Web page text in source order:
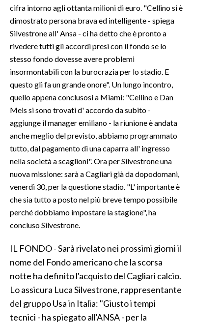
cifra intorno agli ottanta milioni di euro. "Cellino si è
dimostrato persona brava ed intelligente - spiega
Silvestrone all' Ansa - ci ha detto che è pronto a
rivedere tutti gli accordi presi con il fondo se lo
stesso fondo dovesse avere problemi
insormontabili con la burocrazia per lo stadio. E
questo gli fa un grande onore". Un lungo incontro,
quello appena conclusosi a Miami: "Cellino e Dan
Meis si sono trovati d' accordo da subito -
aggiunge il manager emiliano - la riunione è andata
anche meglio del previsto, abbiamo programmato
tutto, dal pagamento di una caparra all' ingresso
nella società a scaglioni". Ora per Silvestrone una
nuova missione: sarà a Cagliari già da dopodomani,
venerdì 30, per la questione stadio. "L' importante è
che sia tutto a posto nel più breve tempo possibile
perché dobbiamo impostare la stagione", ha
concluso Silvestrone.
IL FONDO - Sarà rivelato nei prossimi giorni il
nome del Fondo americano che la scorsa
notte ha definito l'acquisto del Cagliari calcio.
Lo assicura Luca Silvestrone, rappresentante
del gruppo Usa in Italia: "Giusto i tempi
tecnici - ha spiegato all'ANSA - per la